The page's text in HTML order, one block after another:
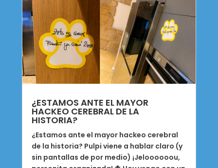
¿ESTAMOS ANTE EL MAYOR
HACKEO CEREBRAL DE LA
HISTORIA?
¿Estamos ante el mayor hackeo cerebral
de la historia? Pulpi viene a hablar claro (y
sin pantallas de por medio) ¡Jeloooooou,